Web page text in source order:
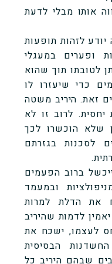
אותו מבלי לדעת
יודע לזהות תופעות
ופערים במעגלי
לטובתו תוך שהוא
כדי שיעזרו לו
זאת. היריב משטה
לרוב זו לא
שלא הוכשרו לכך
לסכנות בגזרתם
ברוב הפעמים
ובמעמד
את הדלת למרות
לדמות שהיריב
לעצמו, ישכח את
הבסיסית
שבהם היריב כל